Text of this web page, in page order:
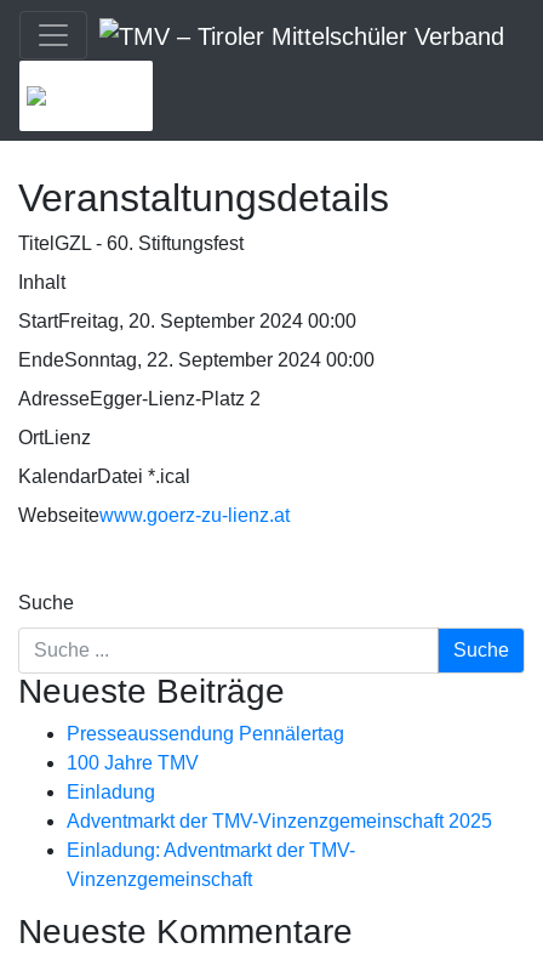
Veranstaltungsdetails
Titel GZL - 60. Stiftungsfest
Inhalt
StartFreitag, 20. September 2024 00:00
EndeSonntag, 22. September 2024 00:00
AdresseEgger-Lienz-Platz 2
OrtLienz
KalendarDatei *.ical
Webseitewww.goerz-zu-lienz.at
Suche
Neueste Beiträge
Presseaussendung Pennälertag
100 Jahre TMV
Einladung
Adventmarkt der TMV-Vinzenzgemeinschaft 2025
Einladung: Adventmarkt der TMV-
Vinzenzgemeinschaft
Neueste Kommentare